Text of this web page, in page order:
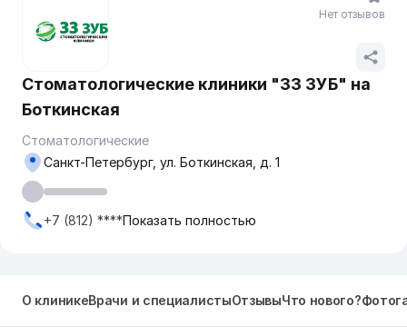
Стоматологические клиники "33 ЗУБ" на
Боткинская
Стоматологические
Санкт-Петербург, ул. Боткинская, д. 1
+7 (812) ****Показать полностью
Нет отзывов
О клиникеВрачи и специалистыОтзывыЧто нового?